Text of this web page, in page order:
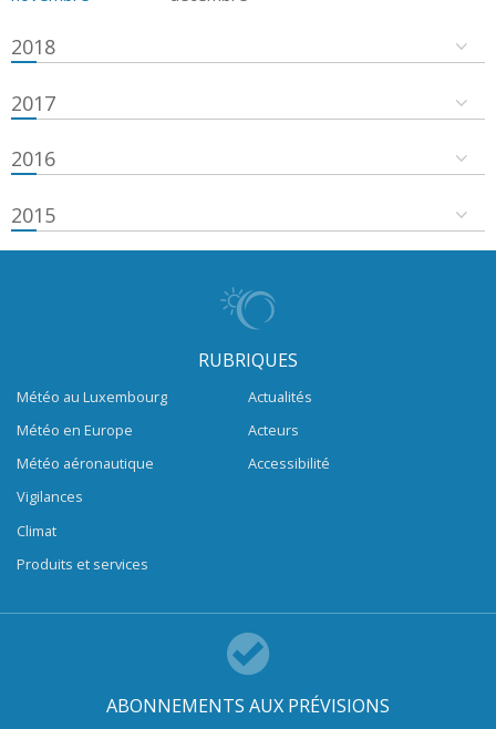
2018
2017
2016
2015
RUBRIQUES
Météo au Luxembourg
Météo en Europe
Météo aéronautique
Vigilances
Climat
Produits et services
Actualités
Acteurs
Accessibilité
ABONNEMENTS AUX PRÉVISIONS